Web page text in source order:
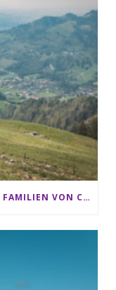
FRIBOURG: 7 TOLLE AUSFLÜGE FÜR FAMILIEN VON CHARMEY BIS LES PACCOTS